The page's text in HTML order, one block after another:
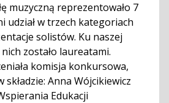
muzyczną reprezentowało 7
udział w trzech kategoriach
solistów. Ku naszej
zostało laureatami.
komisja konkursowa,
składzie: Anna Wójcikiewicz
Edukacji